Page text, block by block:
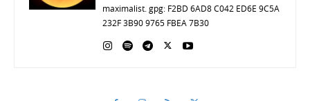
maximalist. gpg: F2BD 6AD8 C042 ED6E 9C5A
232F 3B90 9765 FBEA 7B30